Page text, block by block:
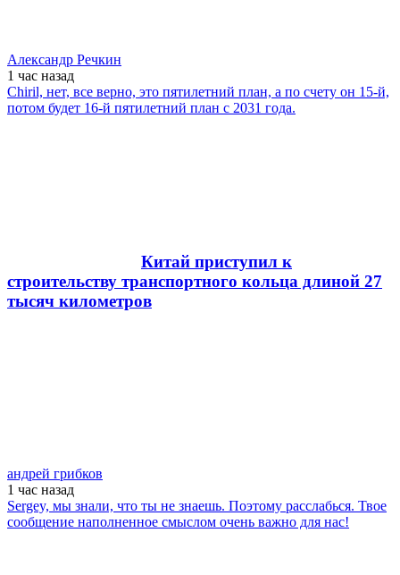
Александр Речкин
1 час назад
Chiril, нет, все верно, это пятилетний план, а по счету он 15-й,
потом будет 16-й пятилетний план с 2031 года.
Китай приступил к
строительству транспортного кольца длиной 27
тысяч километров
андрей грибков
1 час назад
Sergey, мы знали, что ты не знаешь. Поэтому расслабься. Твое
сообщение наполненное смыслом очень важно для нас!